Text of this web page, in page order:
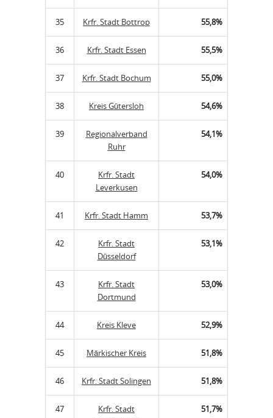
35 Krfr. Stadt Bottrop 55,8%
36 Krfr. Stadt Essen 55,5%
37 Krfr. Stadt Bochum 55,0%
38 Kreis Gütersloh 54,6%
39
Regionalverband
Ruhr
54,1%
40
Krfr. Stadt
Leverkusen
54,0%
41 Krfr. Stadt Hamm 53,7%
42
Krfr. Stadt
Düsseldorf
53,1%
43
Krfr. Stadt
Dortmund
53,0%
44 Kreis Kleve 52,9%
45 Märkischer Kreis 51,8%
46 Krfr. Stadt Solingen 51,8%
47
Krfr. Stadt
51,7%